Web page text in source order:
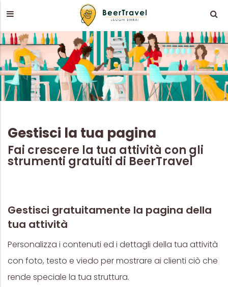
Gestisci la tua pagina
Fai crescere la tua attività con gli
strumenti gratuiti di BeerTravel
Gestisci gratuitamente la pagina della
tua attività
Personalizza i contenuti ed i dettagli della tua attività
con foto, testo e viedo per mostrare ai clienti ciò che
rende speciale la tua struttura.